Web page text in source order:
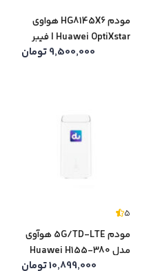
مودم HG8145X6 هواوی
Huawei OptiXstar | فیبر
9,500,000تومان
5
مودم 5G/TD-LTE هوآوی
مدل Huawei H155-380
(کارکرده)10,899,000تومان